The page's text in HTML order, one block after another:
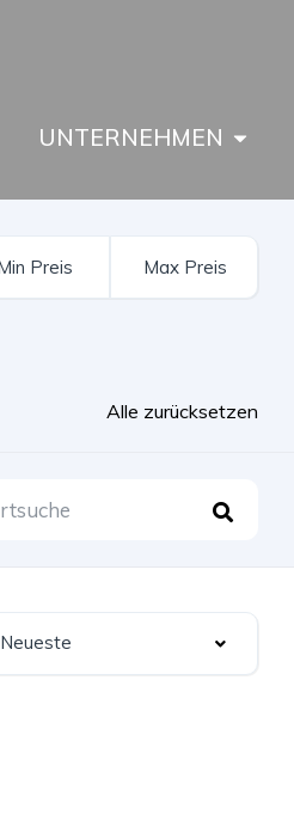
UNTERNEHMEN
Alle zurücksetzen
Neueste